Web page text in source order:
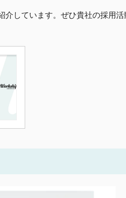
しています。ぜひ貴社の採用活